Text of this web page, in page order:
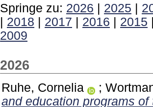
Springe zu: 2026 | 2025 |
| 2018 | 2017 | 2016 | 2015
2009
2026
Ruhe, Cornelia ;
and education programs